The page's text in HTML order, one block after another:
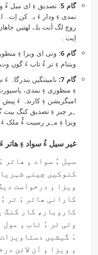
گام 5
: تصدیق ءِ ای میل ءُ
اِیت۔
گام 6
: وتی ای ویزا ءِ
ویتنام ءِ تر ءُ تاب ءَ گوں وت
گام 7:
نامینتگیں بندرگاہ
ءِ منظوری ءِ نمدی،
امیگریشن ءِ کارندہ ءَ
ہر چیز ءِ تصدیق کنگ بیت
ویزا ءِ مہر رسیت ءُُ ملک ءَ
غیر سیل ءُ سواد ءِ
سیل ءُ سواد ءِ ھاتر
کنوکیں چینی
ویزا ءِ درخواست
کارانی ھاتر ءَ تر
کاروبار، کار کنگ
وتی تر ءُ تاب ءِ مول
ءَ گیشیں
ءِ ویزا ءِ آن لائن